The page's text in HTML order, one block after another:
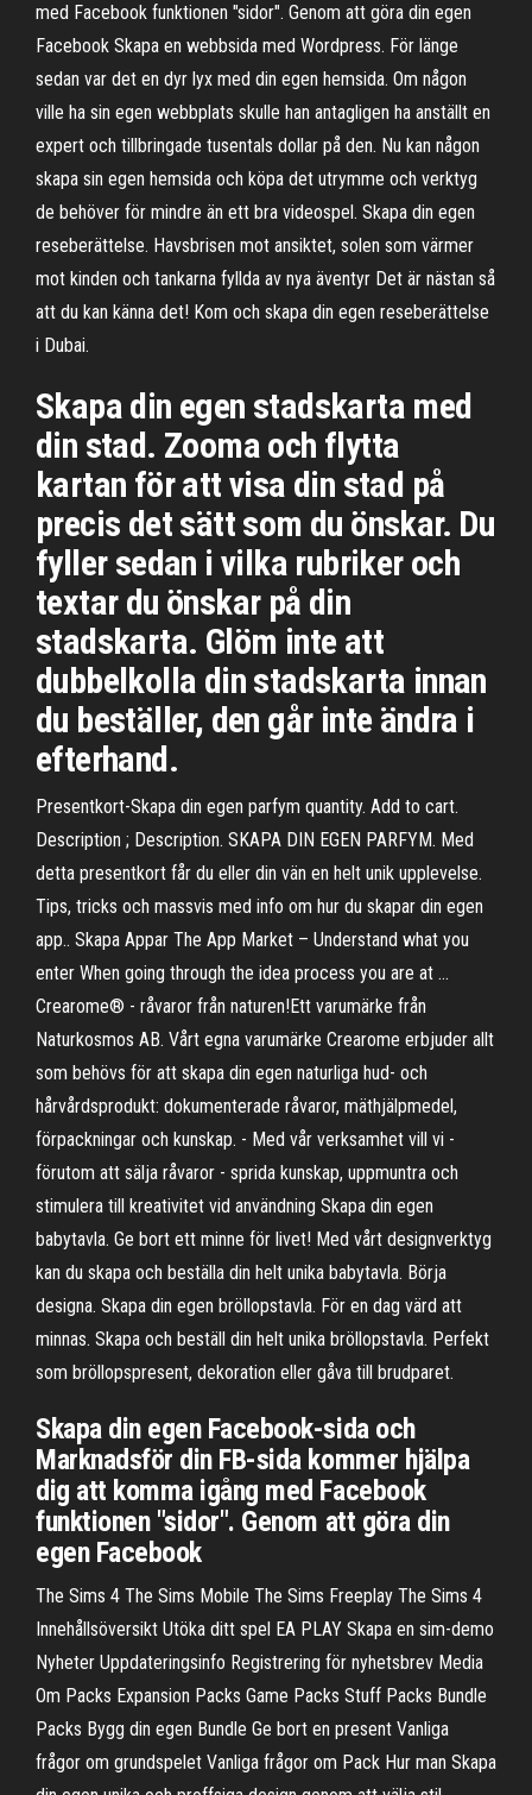
med Facebook funktionen "sidor". Genom att göra din egen
Facebook Skapa en webbsida med Wordpress. För länge
sedan var det en dyr lyx med din egen hemsida. Om någon
ville ha sin egen webbplats skulle han antagligen ha anställt en
expert och tillbringade tusentals dollar på den. Nu kan någon
skapa sin egen hemsida och köpa det utrymme och verktyg
de behöver för mindre än ett bra videospel. Skapa din egen
reseberättelse. Havsbrisen mot ansiktet, solen som värmer
mot kinden och tankarna fyllda av nya äventyr Det är nästan så
att du kan känna det! Kom och skapa din egen reseberättelse
i Dubai.
Skapa din egen stadskarta med
din stad. Zooma och flytta
kartan för att visa din stad på
precis det sätt som du önskar. Du
fyller sedan i vilka rubriker och
textar du önskar på din
stadskarta. Glöm inte att
dubbelkolla din stadskarta innan
du beställer, den går inte ändra i
efterhand.
Presentkort-Skapa din egen parfym quantity. Add to cart.
Description ; Description. SKAPA DIN EGEN PARFYM. Med
detta presentkort får du eller din vän en helt unik upplevelse.
Tips, tricks och massvis med info om hur du skapar din egen
app.. Skapa Appar The App Market – Understand what you
enter When going through the idea process you are at …
Crearome® - råvaror från naturen!Ett varumärke från
Naturkosmos AB. Vårt egna varumärke Crearome erbjuder allt
som behövs för att skapa din egen naturliga hud- och
hårvårdsprodukt: dokumenterade råvaror, mäthjälpmedel,
förpackningar och kunskap. - Med vår verksamhet vill vi -
förutom att sälja råvaror - sprida kunskap, uppmuntra och
stimulera till kreativitet vid användning Skapa din egen
babytavla. Ge bort ett minne för livet! Med vårt designverktyg
kan du skapa och beställa din helt unika babytavla. Börja
designa. Skapa din egen bröllopstavla. För en dag värd att
minnas. Skapa och beställ din helt unika bröllopstavla. Perfekt
som bröllopspresent, dekoration eller gåva till brudparet.
Skapa din egen Facebook-sida och
Marknadsför din FB-sida kommer hjälpa
dig att komma igång med Facebook
funktionen "sidor". Genom att göra din
egen Facebook
The Sims 4 The Sims Mobile The Sims Freeplay The Sims 4
Innehållsöversikt Utöka ditt spel EA PLAY Skapa en sim-demo
Nyheter Uppdateringsinfo Registrering för nyhetsbrev Media
Om Packs Expansion Packs Game Packs Stuff Packs Bundle
Packs Bygg din egen Bundle Ge bort en present Vanliga
frågor om grundspelet Vanliga frågor om Pack Hur man Skapa